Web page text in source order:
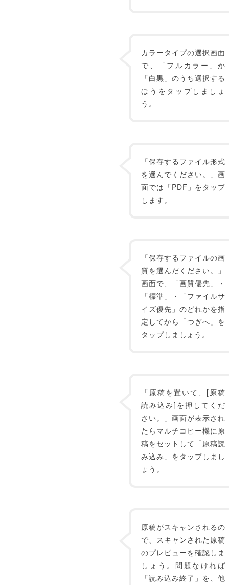
カラータイプの選択画面
で、「フルカラー」か
「白黒」のうち選択する
ほうをタップしましょ
う。
「保存するファイル形式
を選んでください。」画
面では「PDF」をタップ
します。
「保存するファイルの画
質を選んだください。」
画面で、「画質優先」・
「標準」・「ファイルサ
イズ優先」のどれかを指
定してから「つぎへ」を
タップしましょう。
「原稿を置いて、[原稿
読み込み]を押してくだ
さい。」画面が表示され
たらマルチコピー機に原
稿をセットして「原稿読
み込み」をタップしまし
ょう。
原稿がスキャンされるの
で、スキャンされた原稿
のプレビューを確認しま
しょう。問題なければ
「読み込み終了」を、他